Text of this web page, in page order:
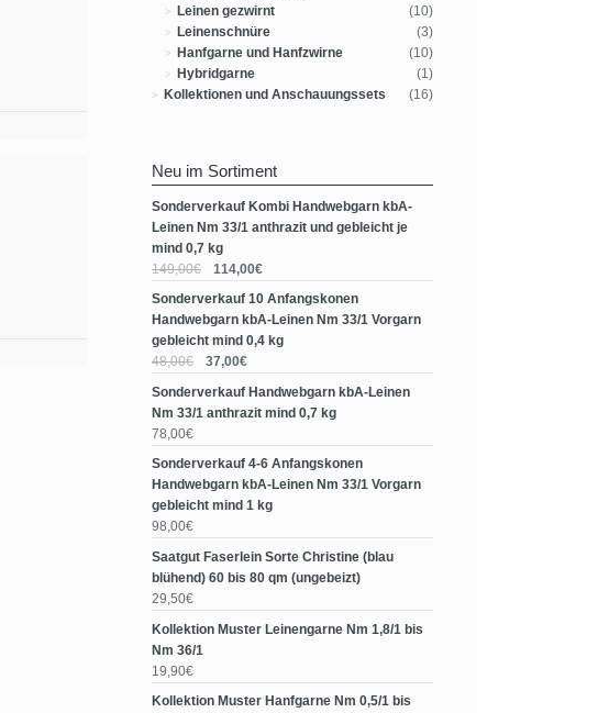
Leinen gezwirnt
(10)
Leinenschnüre
(3)
Hanfgarne und Hanfzwirne
(10)
Hybridgarne
(1)
Kollektionen und Anschauungssets
(16)
Neu im Sortiment
Sonderverkauf Kombi Handwebgarn kbA-
Leinen Nm 33/1 anthrazit und gebleicht je
mind 0,7 kg
149,00€
114,00€
Sonderverkauf 10 Anfangskonen
Handwebgarn kbA-Leinen Nm 33/1 Vorgarn
gebleicht mind 0,4 kg
48,00€
37,00€
Sonderverkauf Handwebgarn kbA-Leinen
Nm 33/1 anthrazit mind 0,7 kg
78,00€
Sonderverkauf 4-6 Anfangskonen
Handwebgarn kbA-Leinen Nm 33/1 Vorgarn
gebleicht mind 1 kg
98,00€
Saatgut Faserlein Sorte Christine (blau
blühend) 60 bis 80 qm (ungebeizt)
29,50€
Kollektion Muster Leinengarne Nm 1,8/1 bis
Nm 36/1
19,90€
Kollektion Muster Hanfgarne Nm 0,5/1 bis